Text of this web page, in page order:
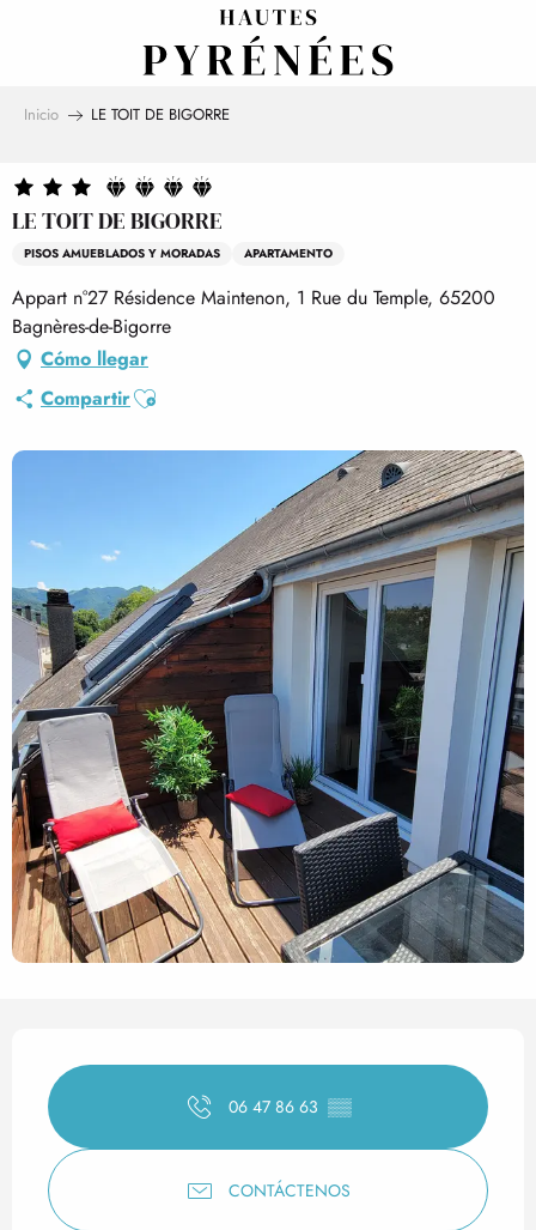
Inicio LE TOIT DE BIGORRE
LE TOIT DE BIGORRE
PISOS AMUEBLADOS Y MORADAS APARTAMENTO
Appart n°27 Résidence Maintenon, 1 Rue du Temple, 65200
Bagnères-de-Bigorre
Cómo llegar
CompartirAjouter aux favoris
Horarios y datos de
06 47 86 63 ▒▒
CONTÁCTENOS